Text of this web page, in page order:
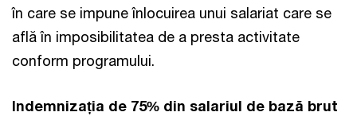
în care se impune înlocuirea unui salariat care se
află în imposibilitatea de a presta activitate
conform programului.
Indemnizația de 75% din salariul de bază brut